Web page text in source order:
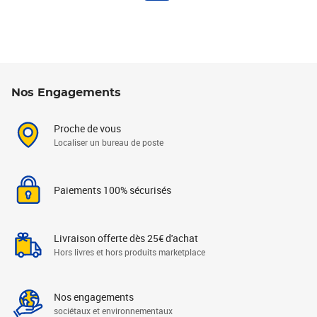
Nos Engagements
Proche de vous
Localiser un bureau de poste
Paiements 100% sécurisés
Livraison offerte dès 25€ d'achat
Hors livres et hors produits marketplace
Nos engagements
sociétaux et environnementaux